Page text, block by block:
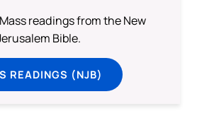
readings from the New
Bible.
READINGS (NJB)